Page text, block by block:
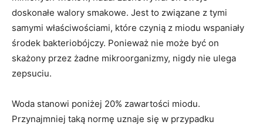
doskonałe walory smakowe. Jest to związane z tymi
samymi właściwościami, które czynią z miodu wspaniały
środek bakteriobójczy. Ponieważ nie może być on
skażony przez żadne mikroorganizmy, nigdy nie ulega
zepsuciu.
Woda stanowi poniżej 20% zawartości miodu.
Przynajmniej taką normę uznaje się w przypadku